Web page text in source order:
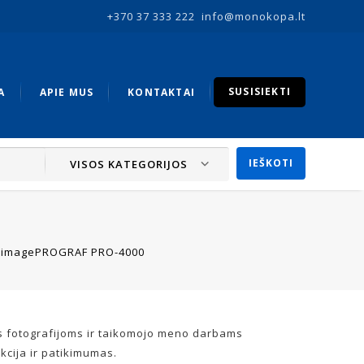
+370 37 333 222 info@monokopa.lt
APIE MUS KONTAKTAI SUSISIEKTI
VISOS KATEGORIJOS
PRO-4000
ir taikomojo meno darbams
ir patikimumas.